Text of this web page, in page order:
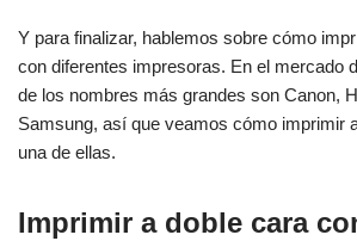
Y para finalizar, hablemos sobre cómo
con diferentes impresoras. En el mercado
de los nombres más grandes son Canon,
Samsung, así que veamos cómo imprimir
una de ellas.
Imprimir a doble cara